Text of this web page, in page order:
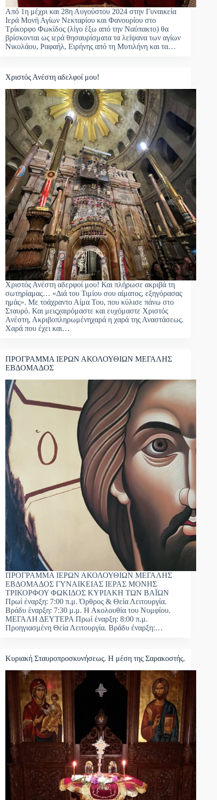
Από 1η μέχρι και 28η Αυγούστου 2024 στην Γυναικεία
Ιερά Μονή Αγίων Νεκταρίου και Φανουρίου στο
Τρίκορφο Φωκίδος (λίγο έξω από την Ναύπακτο) θα
βρίσκονται ως ιερά θησαυρίσματα τα λείψανα των αγίων
Νικολάου, Ραφαήλ, Ειρήνης από τη Μυτιλήνη και τα…
Χριστός Ανέστη αδελφοί μου!
Χριστός Ανέστη αδερφοί μου! Και πλήρωσε ακριβά τη
σωτηρίαμας… «Διά του Τιμίου σου αίματος, εξηγόρασας
ημάς». Με τοάχραντο Αίμα Του, που κύλισε πάνω στο
Σταυρό. Και μειςχαιρόμαστε και ευχόμαστε Χριστός
Ανέστη, Ακριβοπληρωμένηχαρά η χαρά της Αναστάσεως.
Χαρά που έχει και…
ΠΡΟΓΡΑΜΜΑ ΙΕΡΩΝ ΑΚΟΛΟΥΘΙΩΝ ΜΕΓΑΛΗΣ
ΕΒΔΟΜΑΔΟΣ
ΠΡΟΓΡΑΜΜΑ ΙΕΡΩΝ ΑΚΟΛΟΥΘΙΩΝ ΜΕΓΑΛΗΣ
ΕΒΔΟΜΑΔΟΣ ΓΥΝΑΙΚΕΙΑΣ ΙΕΡΑΣ ΜΟΝΗΣ
ΤΡΙΚΟΡΦΟΥ ΦΩΚΙΔΟΣ ΚΥΡΙΑΚΗ ΤΩΝ ΒΑΪΩΝ
Πρωί έναρξη: 7:00 π.μ. Όρθρος & Θεία Λειτουργία.
Βράδυ έναρξη: 7:30 μ.μ. Η Ακολουθία του Νυμφίου.
ΜΕΓΑΛΗ ΔΕΥΤΕΡΑ Πρωί έναρξη: 8:00 π.μ.
Προηγιασμένη Θεία Λειτουργία. Βράδυ έναρξη:…
Κυριακή Σταυροπροσκυνήσεως. Η μέση της Σαρακοστής.